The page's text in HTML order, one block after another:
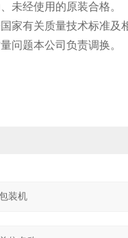
未经使用的原装合格。
家有关质量技术标准及
问题本公司负责调换。